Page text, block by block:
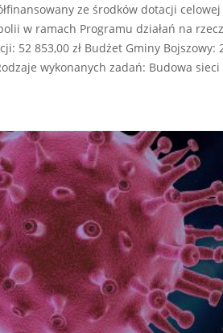
ze środków dotacji
w ramach Programu działań na
52 853,00 zł Budżet Gminy Bojszowy:
wykonanych zadań: Budowa